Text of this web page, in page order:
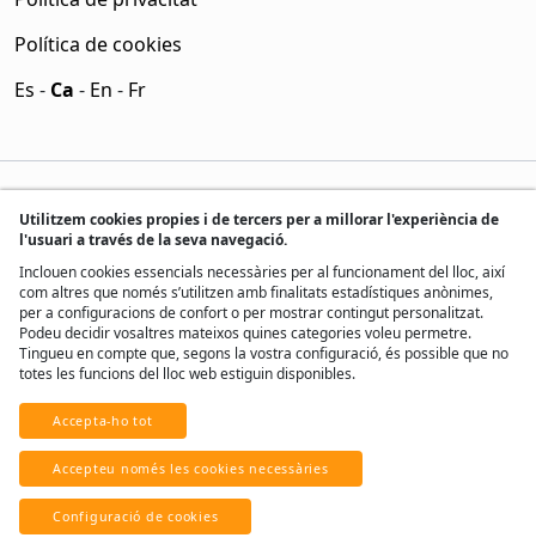
Política de cookies
Es - Ca - En - Fr
® Tots els drets reservats, 2017 - 2026
Desenvolupat perReal Home Network
Amb ♥ des d'Andorra
Utilitzem cookies propies i de tercers per a millorar l'experiència de
l'usuari a través de la seva navegació.
Inclouen cookies essencials necessàries per al funcionament del lloc, així
com altres que només s’utilitzen amb finalitats estadístiques anònimes,
per a configuracions de confort o per mostrar contingut personalitzat.
Podeu decidir vosaltres mateixos quines categories voleu permetre.
Tingueu en compte que, segons la vostra configuració, és possible que no
totes les funcions del lloc web estiguin disponibles.
Accepta-ho tot
Accepteu només les cookies necessàries
Configuració de cookies